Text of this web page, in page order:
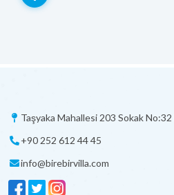
Taşyaka Mahallesi 203 Sokak
+90 252 612 44 45
info@birebirvilla.com